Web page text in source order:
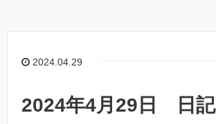
2024.04.29
2024年4月29日 日記